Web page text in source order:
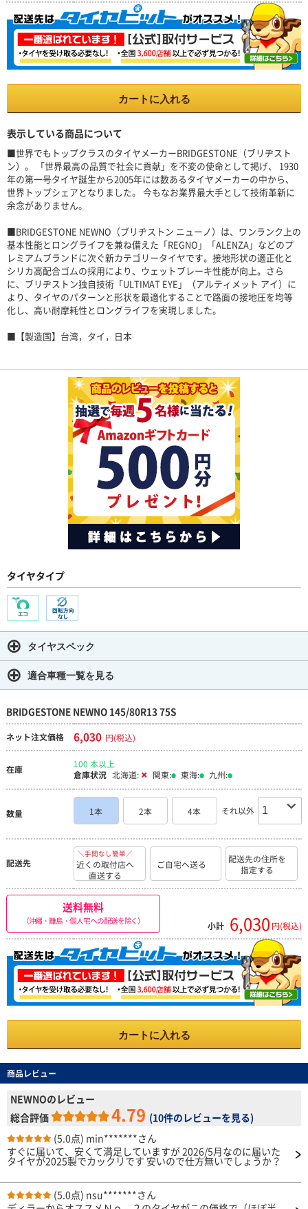
カートに入れる
表示している商品について
■世界でもトップクラスのタイヤメーカーBRIDGESTONE（ブリヂスト
ン）。 「世界最高の品質で社会に貢献」を不変の使命として掲げ、 1930
年の第一号タイヤ誕生から2005年には数あるタイヤメーカーの中から、
世界トップシェアとなりました。 今もなお業界最大手として技術革新に
余念がありません。
■BRIDGESTONE NEWNO（ブリヂストン ニューノ）は、ワンランク上の
基本性能とロングライフを兼ね備えた「REGNO」「ALENZA」などのプ
レミアムブランドに次ぐ新カテゴリータイヤです。接地形状の適正化と
シリカ高配合ゴムの採用により、ウェットブレーキ性能が向上。さら
に、ブリヂストン独自技術「ULTIMAT EYE」（アルティメット アイ）に
より、タイヤのパターンと形状を最適化することで路面の接地圧を均等
化し、高い耐摩耗性とロングライフを実現しました。
■【製造国】台湾，タイ，日本
タイヤタイプ
タイヤスペック
適合車種一覧を見る
BRIDGESTONE NEWNO 145/80R13 75S
ネット注文価格 6,030 円(税込)
在庫
100 本以上
倉庫状況 北海道: 関東: 東海: 九州:
数量 1本 2本 4本 それ以外
配送先
＼手間なし簡単／
近くの取付店へ
直送する
ご自宅へ送る
配送先の住所を
指定する
送料無料
（沖縄・離島・個人宅への配送を除く） 小計 6,030 円(税込)
カートに入れる
商品レビュー
NEWNOのレビュー
総合評価
4.79 (10件のレビューを見る)
(5.0点) min*******さん
すぐに届いて、安くて満足していますが 2026/5月なのに届いた
タイヤが2025製でカックリです 安いので仕方無いでしょうか？
(5.0点) nsu*******さん